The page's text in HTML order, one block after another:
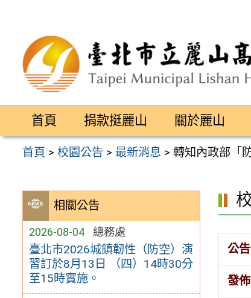
區
首頁 捐款挺麗山 關於麗山
首頁 >校園公告 > 最新消息 >轉知內政部「
相關公告
2026-08-04 總務處
臺北市2026城鎮韌性（防空）演
習訂於8月13日 （四）14時30分
至15時實施。
公
發